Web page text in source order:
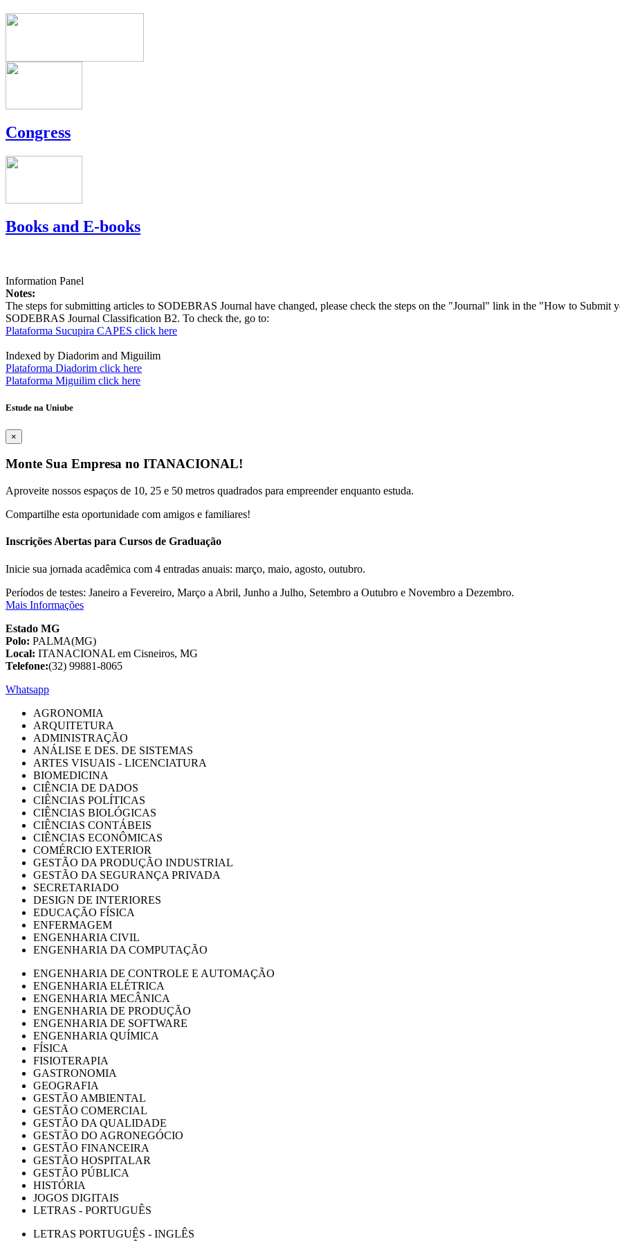
Congress
Books and E-books
Information Panel
Notes:
The steps for submitting articles to SODEBRAS Journal have changed, please check the steps on the "Journal" link in the "How to Submit
SODEBRAS Journal Classification B2. To check the, go to:
Plataforma Sucupira CAPES click here
Indexed by Diadorim and Miguilim
Plataforma Diadorim click here
Plataforma Miguilim click here
Estude na Uniube
×
Monte Sua Empresa no ITANACIONAL!
Aproveite nossos espaços de 10, 25 e 50 metros quadrados para empreender enquanto estuda.
Compartilhe esta oportunidade com amigos e familiares!
Inscrições Abertas para Cursos de Graduação
Inicie sua jornada acadêmica com 4 entradas anuais: março, maio, agosto, outubro.
Períodos de testes: Janeiro a Fevereiro, Março a Abril, Junho a Julho, Setembro a Outubro e Novembro a Dezembro.
Mais Informações
Estado MG
Polo: PALMA(MG)
Local: ITANACIONAL em Cisneiros, MG
Telefone:(32) 99881-8065
Whatsapp
AGRONOMIA
ARQUITETURA
ADMINISTRAÇÃO
ANÁLISE E DES. DE SISTEMAS
ARTES VISUAIS - LICENCIATURA
BIOMEDICINA
CIÊNCIA DE DADOS
CIÊNCIAS POLÍTICAS
CIÊNCIAS BIOLÓGICAS
CIÊNCIAS CONTÁBEIS
CIÊNCIAS ECONÔMICAS
COMÉRCIO EXTERIOR
GESTÃO DA PRODUÇÃO INDUSTRIAL
GESTÃO DA SEGURANÇA PRIVADA
SECRETARIADO
DESIGN DE INTERIORES
EDUCAÇÃO FÍSICA
ENFERMAGEM
ENGENHARIA CIVIL
ENGENHARIA DA COMPUTAÇÃO
ENGENHARIA DE CONTROLE E AUTOMAÇÃO
ENGENHARIA ELÉTRICA
ENGENHARIA MECÂNICA
ENGENHARIA DE PRODUÇÃO
ENGENHARIA DE SOFTWARE
ENGENHARIA QUÍMICA
FÍSICA
FISIOTERAPIA
GASTRONOMIA
GEOGRAFIA
GESTÃO AMBIENTAL
GESTÃO COMERCIAL
GESTÃO DA QUALIDADE
GESTÃO DO AGRONEGÓCIO
GESTÃO FINANCEIRA
GESTÃO HOSPITALAR
GESTÃO PÚBLICA
HISTÓRIA
JOGOS DIGITAIS
LETRAS - PORTUGUÊS
LETRAS PORTUGUÊS - INGLÊS